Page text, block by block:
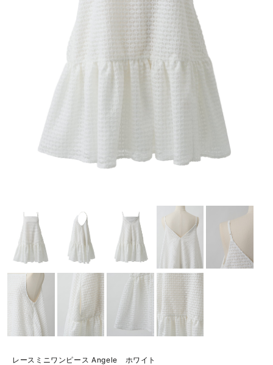
レースミニワンピース Angele ホワイト